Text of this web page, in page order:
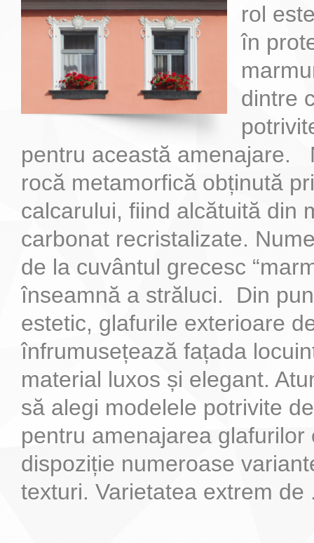
rol
în
dintre
pentru această amenajare.
rocă metamorfică obținută
calcarului, fiind alcătuită din
carbonat recristalizate.
de la cuvântul grecesc
înseamnă a străluci. Din
estetic, glafurile exterioare
înfrumusețează fațada
material luxos și elegant.
să alegi modelele potrivite
pentru amenajarea glafurilor
dispoziție numeroase
texturi. Varietatea extrem de